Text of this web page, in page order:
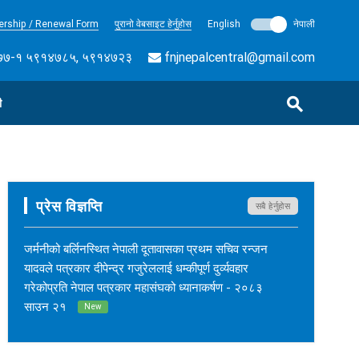
/ Renewal Form पुरानो वेबसाइट हेर्नुहोस English नेपाली
१ ५९१४७८५, ५९१४७२३ fnjnepalcentral@gmail.com
प्रेस विज्ञप्ति सबै हेर्नुहोस
जर्मनीको बर्लिनस्थित नेपाली दूतावासका प्रथम सचिव रन्जन
यादवले पत्रकार दीपेन्द्र गजुरेललाई धम्कीपूर्ण दुर्व्यवहार
गरेकोप्रति नेपाल पत्रकार महासंघको ध्यानाकर्षण - २०८३
साउन २१
New
नेपाल कर्म अनलाइनका सम्पादक सुशीलकुमार खड्काको